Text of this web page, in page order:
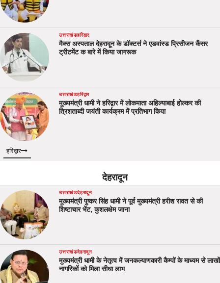
उत्तराखंडहरिद्वार
मैक्स अस्पताल देहरादून के डॉक्टर्स ने एडवांस्ड प्रिसीजन कैंसर
ट्रीटमेंट क बारे में किया जागरूक
उत्तराखंडहरिद्वार
मुख्यमंत्री धामी ने हरिद्वार में लोकमाता अहिल्याबाई होल्कर की
त्रिशताब्दी जयंती कार्यक्रम में प्रतिभाग किया
हरिद्वार
देहरादून
उत्तराखंडदेहरादून
मुख्यमंत्री पुष्कर सिंह धामी ने पूर्व मुख्यमंत्री हरीश रावत से की
शिष्टाचार भेंट, कुशलक्षेम जाना
उत्तराखंडदेहरादून
मुख्यमंत्री धामी के नेतृत्व में जनकल्याणकारी कैम्पों के माध्यम से लाखों
नागरिकों को मिला सीधा लाभ